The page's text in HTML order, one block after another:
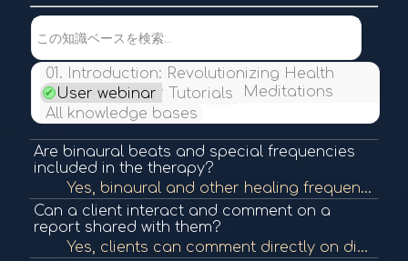
この知識ベースを検索...
01. Introduction: Revolutionizing Health
Insights and Personalized Meditations
User webinar
Tutorials
All knowledge bases
Are binaural beats and special frequencies
included in the therapy?
Yes, binaural and other healing frequencies like Schumann resonance and planetary tones are included. You can listen, test for compatibility, and include them in your session.
Can a client interact and comment on a
report shared with them?
Yes, clients can comment directly on different sections of the report and start a thread with the therapist, creating a two-way communication system within the app.